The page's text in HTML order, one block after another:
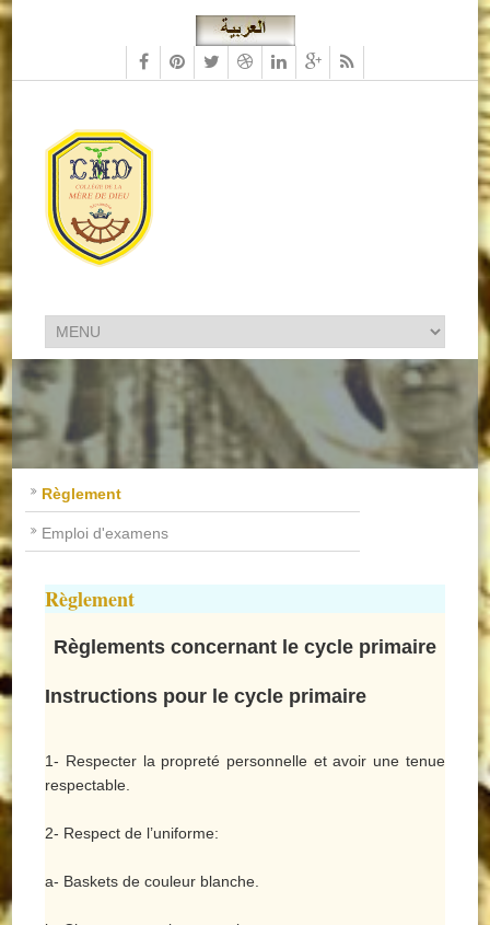
Règlement
Emploi d'examens
Règlement
Règlements concernant le cycle primaire
Instructions pour le cycle primaire
1- Respecter la propreté personnelle et avoir une tenue
respectable.
2- Respect de l’uniforme:
a- Baskets de couleur blanche.